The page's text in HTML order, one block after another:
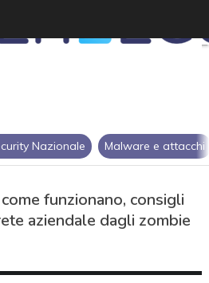
Nazionale Malware e attacchi
funzionano, consigli
aziendale dagli zombie